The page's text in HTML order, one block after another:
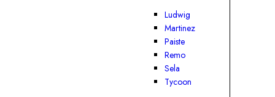
Ludwig
Martinez
Paiste
Remo
Sela
Tycoon